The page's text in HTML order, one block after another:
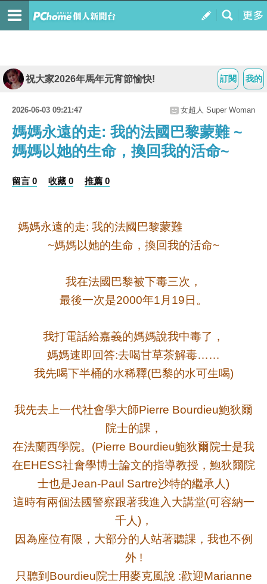
我的
訂閱
祝大家2026年馬年元宵節愉快!
2026-06-03 09:21:47 女超人 Super Woman
媽媽永遠的走: 我的法國巴黎蒙難 ~
媽媽以她的生命，換回我的活命~
留言 0 收藏 0 推薦 0
媽媽永遠的走: 我的法國巴黎蒙難
~媽媽以她的生命，換回我的活命~
我在法國巴黎被下毒三次，
最後一次是2000年1月 19日。
我打電話給嘉義的媽媽說我中毒了，
媽媽速即回答:去喝甘草茶解毒……
我先喝下半桶的水稀釋(巴黎的水可生喝)
我先去上一代社會學大師Pierre Bourdieu鮑狄爾
院士的課，
在法蘭西學院。
(Pierre Bourdieu鮑狄爾院士是我
在EHESS社會學博士論文的指導教授，鮑狄爾院
士也是Jean-Paul Sartre沙特的繼承人)
這時有兩個法國警察跟著我進入大講堂(可容納一
千人)，
因為座位有限，大部分的人站著聽課，我也不例
外!
只聽到Bourdieu院士用麥克風說 :歡迎Marianne